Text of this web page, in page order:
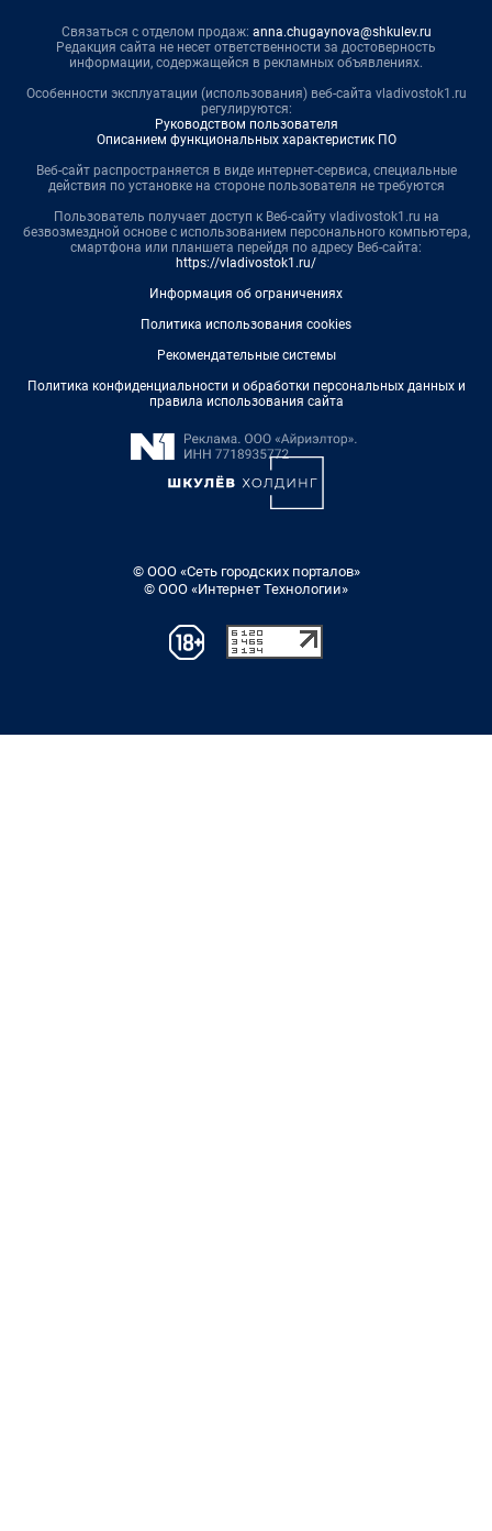
Связаться с отделом продаж: anna.chugaynova@shkulev.ru
Редакция сайта не несет ответственности за достоверность
информации, содержащейся в рекламных объявлениях.
Особенности эксплуатации (использования) веб-сайта vladivostok1.ru
регулируются:
Руководством пользователя
Описанием функциональных характеристик ПО
Веб-сайт распространяется в виде интернет-сервиса, специальные
действия по установке на стороне пользователя не требуются
Пользователь получает доступ к Веб-сайту vladivostok1.ru на
безвозмездной основе с использованием персонального компьютера,
смартфона или планшета перейдя по адресу Веб-сайта:
https://vladivostok1.ru/
Информация об ограничениях
Политика использования cookies
Рекомендательные системы
Политика конфиденциальности и обработки персональных данных и
правила использования сайта
© ООО «Сеть городских порталов»
© ООО «Интернет Технологии»